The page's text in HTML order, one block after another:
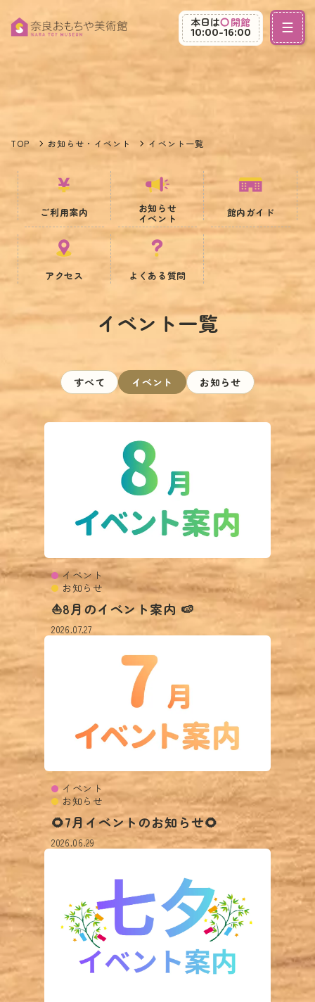
本日は 開館
10:00-16:00
TOP お知らせ・イベント イベント一覧
ご利用案内 お知らせ
イベント 館内ガイド
アクセス よくある質問
イベント一覧
すべて イベント お知らせ
イベント
お知らせ
⛵8月のイベント案内 🍉
2026.07.27
イベント
お知らせ
🌻7月イベントのお知らせ🌻
2026.06.29